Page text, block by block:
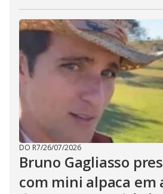
DO R7/26/07/2026
Bruno Gagliasso
com mini alpaca em